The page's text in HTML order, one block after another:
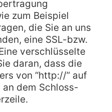
zum Beispiel
die Sie an uns
eine SSL-bzw.
verschlüsselte
daran, dass die
von “http://” auf
dem Schloss-